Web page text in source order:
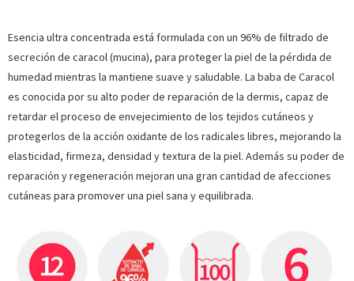
Esencia ultra concentrada está formulada con un 96% de filtrado de
secreción de caracol (mucina), para proteger la piel de la pérdida de
humedad mientras la mantiene suave y saludable. La baba de Caracol
es conocida por su alto poder de reparación de la dermis, capaz de
retardar el proceso de envejecimiento de los tejidos cutáneos y
protegerlos de la acción oxidante de los radicales libres, mejorando la
elasticidad, firmeza, densidad y textura de la piel. Además su poder de
reparación y regeneración mejoran una gran cantidad de afecciones
cutáneas para promover una piel sana y equilibrada.